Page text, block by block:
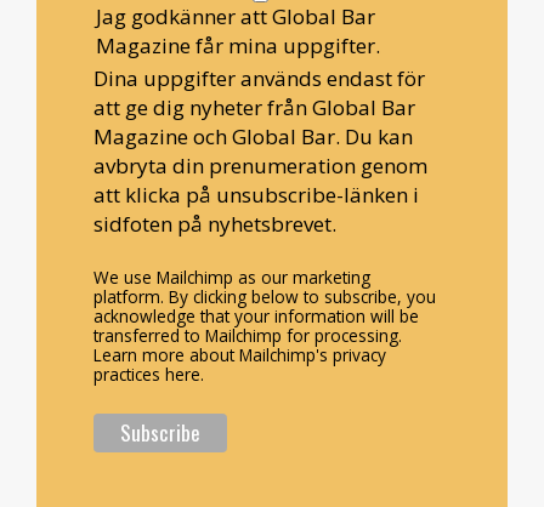
Jag godkänner att Global Bar
Magazine får mina uppgifter.
Dina uppgifter används endast för
att ge dig nyheter från Global Bar
Magazine och Global Bar. Du kan
avbryta din prenumeration genom
att klicka på unsubscribe-länken i
sidfoten på nyhetsbrevet.
We use Mailchimp as our marketing
platform. By clicking below to subscribe, you
acknowledge that your information will be
transferred to Mailchimp for processing.
Learn more about Mailchimp's privacy
practices here.